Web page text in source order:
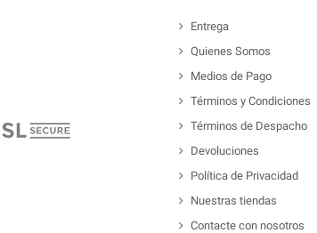
Entrega
Quienes Somos
Medios de Pago
Términos y Condiciones
Términos de Despacho
Devoluciones
Política de Privacidad
Nuestras tiendas
Contacte con nosotros